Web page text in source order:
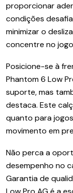
proporcionar
condições
minimizar o
concentre no
Posicione-se à
Phantom 6 Low
suporte, mas
destaca. Este
quanto para
movimento em
Não perca a
desempenho no
Garantia de